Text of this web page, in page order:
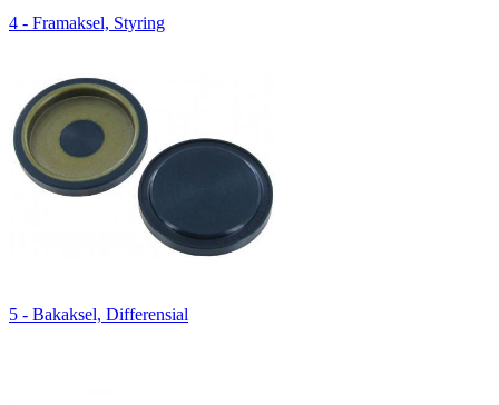
4 - Framaksel, Styring
5 - Bakaksel, Differensial